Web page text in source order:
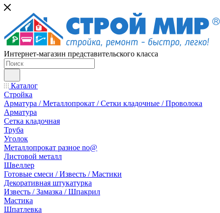
Интернет-магазин представительского класса
Каталог
Стройка
Арматура / Металлопрокат / Сетки кладочные / Проволока
Арматура
Сетка кладочная
Труба
Уголок
Металлопрокат разное no@
Листовой металл
Швеллер
Готовые смеси / Известь / Мастики
Декоративная штукатурка
Известь / Замазка / Шпакрил
Мастика
Шпатлевка